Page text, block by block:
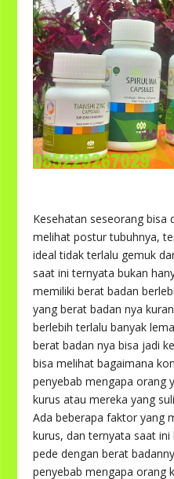
Kesehatan seseorang bisa
melihat postur tubuhnya,
ideal tidak terlalu gemuk
saat ini ternyata bukan
memiliki berat badan
yang berat badan nya
berlebih terlalu banyak
berat badan nya bisa jadi
bisa melihat bagaimana
penyebab mengapa orang
kurus atau mereka yang
Ada beberapa faktor yang
kurus, dan ternyata saat
pede dengan berat
penyebab mengapa orang